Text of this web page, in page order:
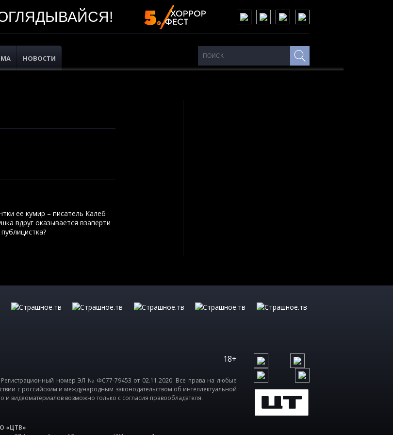
НОВОСТИ
ее кумир – писатель Калеб
вдруг оказывается взаперти
18+
номер ЭЛ № ФС77-79453 от 02.11.2020. Все права на любые
с российским и международным законодательством об интеллектуальной
и видеоматериалов возможно только с согласия правообладателя.
«ЦТВ»